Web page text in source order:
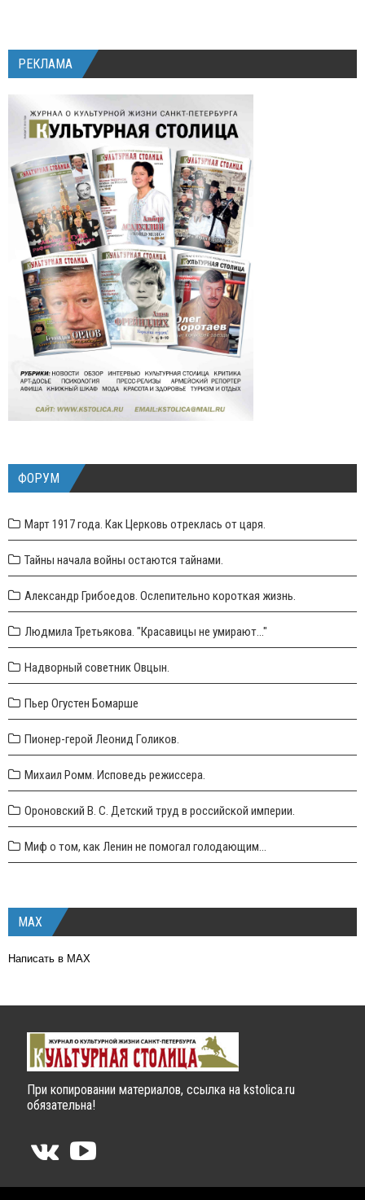
РЕКЛАМА
ФОРУМ
Март 1917 года. Как Церковь отреклась от царя.
Тайны начала войны остаются тайнами.
Александр Грибоедов. Ослепительно короткая жизнь.
Людмила Третьякова. "Красавицы не умирают..."
Надворный советник Овцын.
Пьер Огустен Бомарше
Пионер-герой Леонид Голиков.
Михаил Ромм. Исповедь режиссера.
Ороновский В. С. Детский труд в российской империи.
Миф о том, как Ленин не помогал голодающим...
MAX
Написать в MAX
При копировании материалов, ссылка на kstolica.ru
обязательна!